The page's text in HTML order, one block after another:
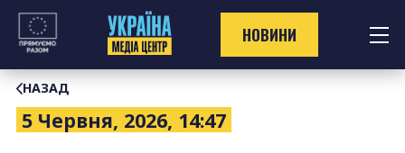
Перейти
контенту
НОВИНИ
НАЗАД
5 Червня, 2026, 14:47